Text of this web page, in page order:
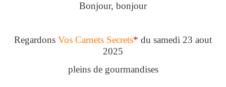
Bonjour, bonjour
Regardons Vos Carnets Secrets* du samedi 23 aout
2025
pleins de gourmandises